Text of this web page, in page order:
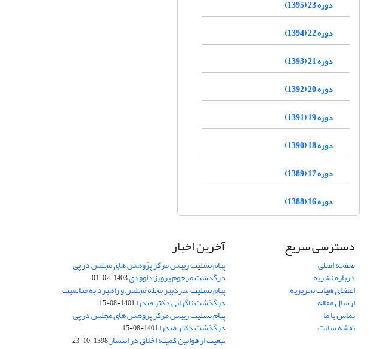
دوره 23 (1395)
دوره 22 (1394)
دوره 21 (1393)
دوره 20 (1392)
دوره 19 (1391)
دوره 18 (1390)
دوره 17 (1389)
دوره 16 (1388)
دسترسی سریع
صفحه اصلی
درباره نشریه
اعضای هیات تحریریه
ارسال مقاله
تماس با ما
نقشه سایت
آخرین اخبار
پیام تسلیت رییس مرکز پژوهش های مجلس در پی
درگذشت مرحوم پرویز داوودی1403-02-01
پیام تسلیت سردبیر مجله مجلس و راهبرد به مناسبت
درگذشت ناگهانی دکتر صدرا1401-08-15
پیام تسلیت رییس مرکز پژوهش های مجلس در پی
درگذشت دکتر صدرا1401-08-15
تبعیت از قوانین کمیته اخلاق در انتشار1398-10-23